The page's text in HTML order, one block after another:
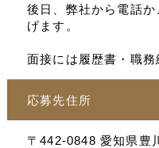
後日、弊社から電話
げます。
面接には履歴書・職務
応募先住所
〒442-0848 愛知県豊